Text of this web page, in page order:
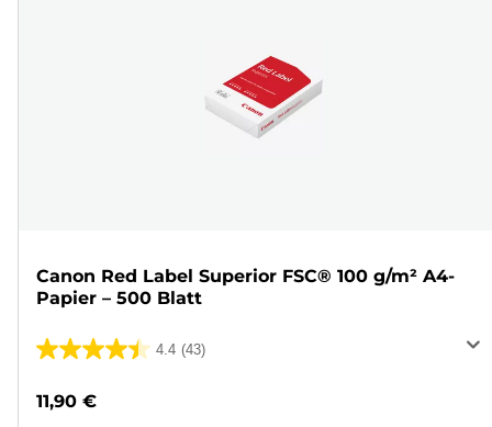
Canon Red Label Superior FSC® 100 g/m² A4-
Papier – 500 Blatt
4.4 (43)
4.4
5
11,90 €